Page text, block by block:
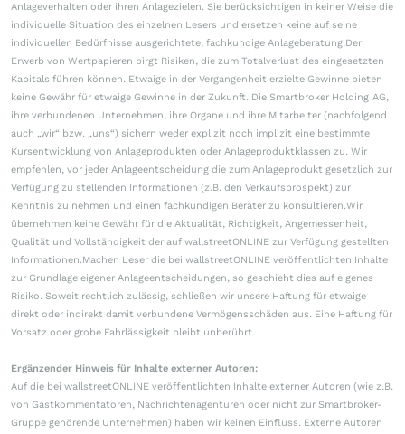
Anlageverhalten oder ihren Anlagezielen. Sie berücksichtigen in keiner Weise die
individuelle Situation des einzelnen Lesers und ersetzen keine auf seine
individuellen Bedürfnisse ausgerichtete, fachkundige Anlageberatung.Der
Erwerb von Wertpapieren birgt Risiken, die zum Totalverlust des eingesetzten
Kapitals führen können. Etwaige in der Vergangenheit erzielte Gewinne bieten
keine Gewähr für etwaige Gewinne in der Zukunft. Die Smartbroker Holding AG,
ihre verbundenen Unternehmen, ihre Organe und ihre Mitarbeiter (nachfolgend
auch „wir“ bzw. „uns“) sichern weder explizit noch implizit eine bestimmte
Kursentwicklung von Anlageprodukten oder Anlageproduktklassen zu. Wir
empfehlen, vor jeder Anlageentscheidung die zum Anlageprodukt gesetzlich zur
Verfügung zu stellenden Informationen (z.B. den Verkaufsprospekt) zur
Kenntnis zu nehmen und einen fachkundigen Berater zu konsultieren.Wir
übernehmen keine Gewähr für die Aktualität, Richtigkeit, Angemessenheit,
Qualität und Vollständigkeit der auf wallstreetONLINE zur Verfügung gestellten
Informationen.Machen Leser die bei wallstreetONLINE veröffentlichten Inhalte
zur Grundlage eigener Anlageentscheidungen, so geschieht dies auf eigenes
Risiko. Soweit rechtlich zulässig, schließen wir unsere Haftung für etwaige
direkt oder indirekt damit verbundene Vermögensschäden aus. Eine Haftung für
Vorsatz oder grobe Fahrlässigkeit bleibt unberührt.
Ergänzender Hinweis für Inhalte externer Autoren:
Auf die bei wallstreetONLINE veröffentlichten Inhalte externer Autoren (wie z.B.
von Gastkommentatoren, Nachrichtenagenturen oder nicht zur Smartbroker-
Gruppe gehörende Unternehmen) haben wir keinen Einfluss. Externe Autoren